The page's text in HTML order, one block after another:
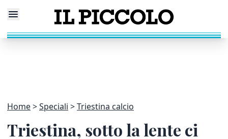
Home Speciali Triestina calcio
Triestina, sotto la lente ci